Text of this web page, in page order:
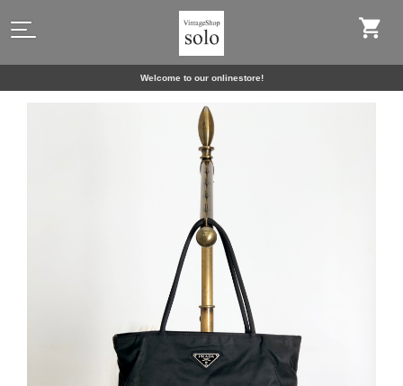
Welcome to our onlinestore!